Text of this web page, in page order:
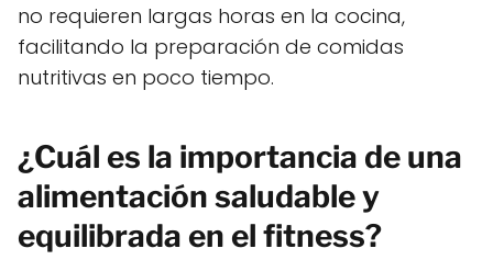
no requieren largas horas en la cocina,
facilitando la preparación de comidas
nutritivas en poco tiempo.
¿Cuál es la importancia de una
alimentación saludable y
equilibrada en el fitness?